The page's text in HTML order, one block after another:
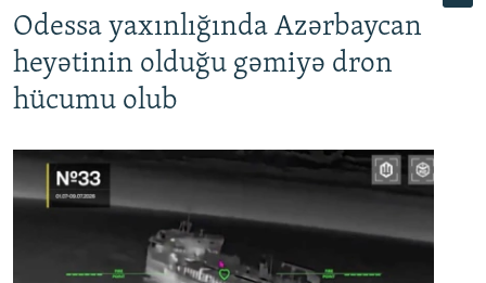
Odessa yaxınlığında Azərbaycan
heyətinin olduğu gəmiyə dron
hücumu olub